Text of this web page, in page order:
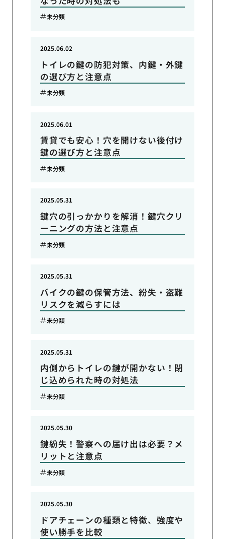
未分類
トイレの鍵の防犯対策、内鍵・外鍵
の選び方と注意点
2025.06.02
未分類
賃貸でも安心！穴を開けない後付け
鍵の選び方と注意点
2025.06.01
未分類
鍵穴の引っかかりを解消！鍵穴クリ
ーニングの方法と注意点
2025.05.31
未分類
バイクの鍵の保管方法、紛失・盗難
リスクを減らすには
2025.05.31
未分類
内側からトイレの鍵が開かない！閉
じ込められた時の対処法
2025.05.31
未分類
鍵紛失！警察への届け出は必要？メ
リットと注意点
2025.05.30
未分類
ドアチェーンの種類と特徴、強度や
使い勝手を比較
2025.05.30